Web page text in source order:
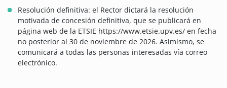
Resolución definitiva: el Rector dictará la resolución
motivada de concesión definitiva, que se publicará en
página web de la ETSIE https://www.etsie.upv.es/ en fecha
no posterior al 30 de noviembre de 2026. Asimismo, se
comunicará a todas las personas interesadas vía correo
electrónico.